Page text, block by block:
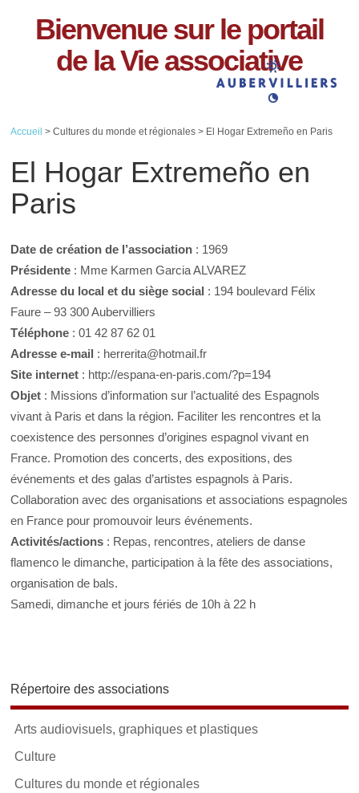
Bienvenue sur le portail
de la Vie associative
Accueil > Cultures du monde et régionales > El Hogar Extremeño en Paris
El Hogar Extremeño en
Paris
Date de création de l’association : 1969
Présidente : Mme Karmen Garcia ALVAREZ
Adresse du local et du siège social : 194 boulevard Félix
Faure – 93 300 Aubervilliers
Téléphone : 01 42 87 62 01
Adresse e-mail : herrerita@hotmail.fr
Site internet : http://espana-en-paris.com/?p=194
Objet : Missions d’information sur l’actualité des Espagnols
vivant à Paris et dans la région. Faciliter les rencontres et la
coexistence des personnes d’origines espagnol vivant en
France. Promotion des concerts, des expositions, des
événements et des galas d’artistes espagnols à Paris.
Collaboration avec des organisations et associations espagnoles
en France pour promouvoir leurs événements.
Activités/actions : Repas, rencontres, ateliers de danse
flamenco le dimanche, participation à la fête des associations,
organisation de bals.
Samedi, dimanche et jours fériés de 10h à 22 h
Répertoire des associations
Arts audiovisuels, graphiques et plastiques
Culture
Cultures du monde et régionales